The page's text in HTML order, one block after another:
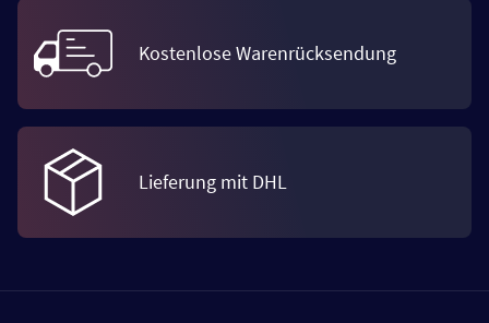
Kostenlose Warenrücksendung
Lieferung mit DHL